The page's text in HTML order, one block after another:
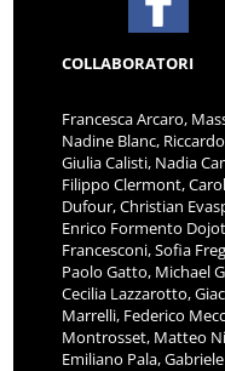
COLLABORATORI
Francesca Arcaro,
Nadine Blanc,
Giulia Calisti, Nadia
Filippo Clermont,
Dufour, Christian
Enrico Formento
Francesconi, Sofia
Paolo Gatto, Michael
Cecilia Lazzarotto,
Marrelli, Federico
Montrosset, Matteo
Emiliano Pala,